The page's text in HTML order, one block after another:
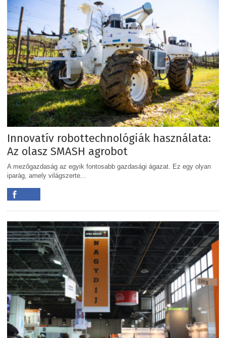
Innovatív robottechnológiák használata:
Az olasz SMASH agrobot
A mezőgazdaság az egyik fontosabb gazdasági ágazat. Ez egy olyan
iparág, amely világszerte...